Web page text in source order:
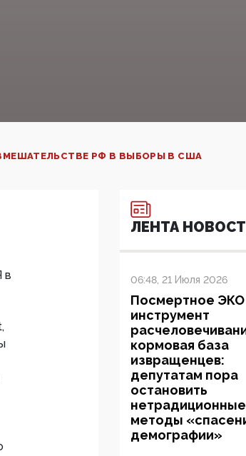
РФ В ВЫБОРЫ В США
в
ЛЕНТА
06:48, 21 Июля 2026
Посмертное ЭКО
инструмент
кормовая база
извращенцев:
депутатам пора
остановить
нетрадиционные
методы
демографии»